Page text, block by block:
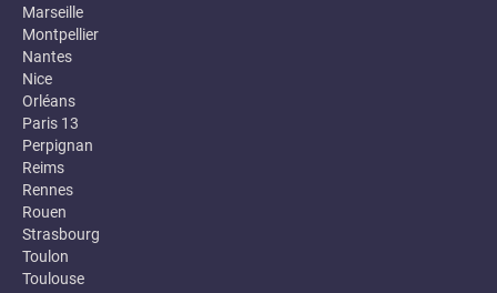
Marseille
Montpellier
Nantes
Nice
Orléans
Paris 13
Perpignan
Reims
Rennes
Rouen
Strasbourg
Toulon
Toulouse